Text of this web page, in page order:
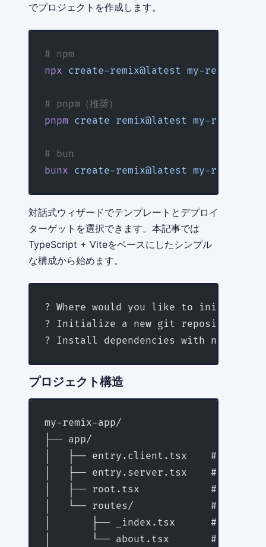
でプロジェクトを作成します。
# npm
npx create-remix@latest my-remix-app
# pnpm（推奨）
pnpm create remix@latest my-remix-app
# bun
bunx create-remix@latest my-remix-app
対話式ウィザードでテンプレートとデプロイ
ターゲットを選択できます。本記事では
TypeScript + Viteをベースにしたシンプル
な構成から始めます。
? Where would you like to initialize
? Initialize a new git repository?
? Install dependencies with npm? Yes
プロジェクト構造
my-remix-app/
├── app/
│   ├── entry.client.tsx    # クライアント
│   ├── entry.server.tsx    # サーバーエ
│   ├── root.tsx            # ルートレイ
│   └── routes/             # ファイルベー
│       ├── _index.tsx      # / ルート
│       └── about.tsx       # /about